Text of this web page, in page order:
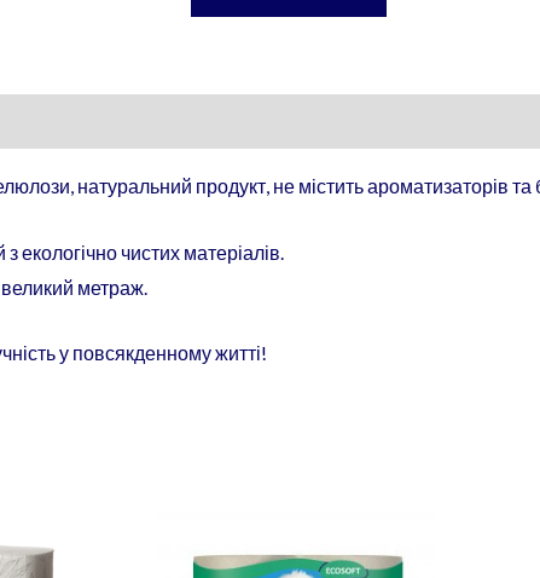
натуральний продукт, не містить ароматизаторів та
чистих матеріалів.
метраж.
у повсякденному житті!